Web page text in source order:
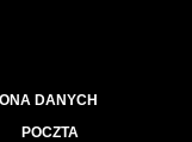
DANYCH
POCZTA